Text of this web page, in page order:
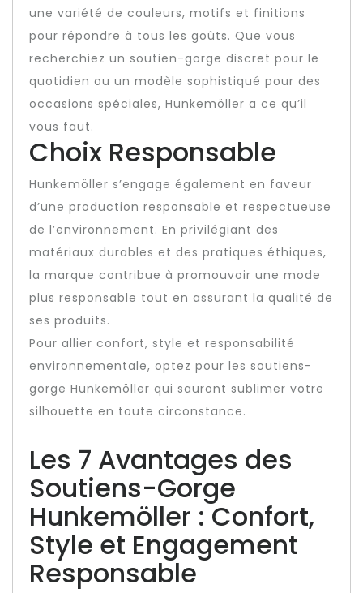
une variété de couleurs, motifs et finitions
pour répondre à tous les goûts. Que vous
recherchiez un soutien-gorge discret pour le
quotidien ou un modèle sophistiqué pour des
occasions spéciales, Hunkemöller a ce qu’il
vous faut.
Choix Responsable
Hunkemöller s’engage également en faveur
d’une production responsable et respectueuse
de l’environnement. En privilégiant des
matériaux durables et des pratiques éthiques,
la marque contribue à promouvoir une mode
plus responsable tout en assurant la qualité de
ses produits.
Pour allier confort, style et responsabilité
environnementale, optez pour les soutiens-
gorge Hunkemöller qui sauront sublimer votre
silhouette en toute circonstance.
Les 7 Avantages des
Soutiens-Gorge
Hunkemöller : Confort,
Style et Engagement
Responsable